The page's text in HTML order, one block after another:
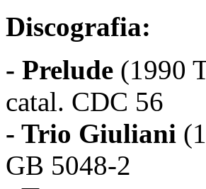
Discografia:
- Prelude (1990
catal. CDC 56
- Trio Giuliani
GB 5048-2